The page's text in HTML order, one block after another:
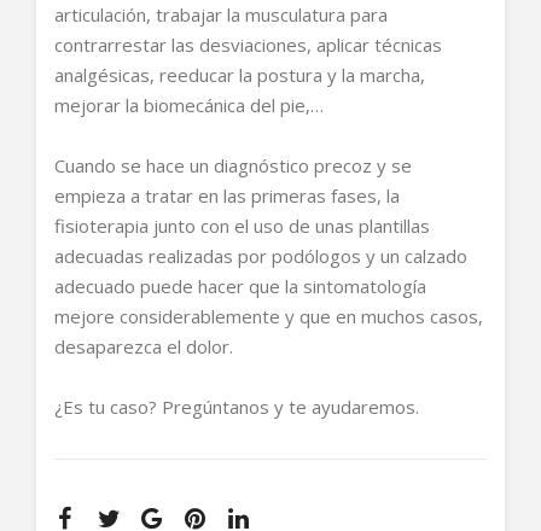
articulación, trabajar la musculatura para
contrarrestar las desviaciones, aplicar técnicas
analgésicas, reeducar la postura y la marcha,
mejorar la biomecánica del pie,…
Cuando se hace un diagnóstico precoz y se
empieza a tratar en las primeras fases, la
fisioterapia junto con el uso de unas plantillas
adecuadas realizadas por podólogos y un calzado
adecuado puede hacer que la sintomatología
mejore considerablemente y que en muchos casos,
desaparezca el dolor.
¿Es tu caso? Pregúntanos y te ayudaremos.